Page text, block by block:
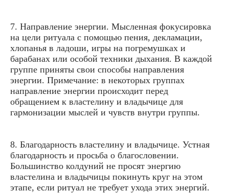
7. Направление энергии. Мысленная фокусировка
на цели ритуала с помощью пения, декламации,
хлопанья в ладоши, игры на погремушках и
барабанах или особой техники дыхания. В каждой
группе приняты свои способы направления
энергии. Примечание: в некоторых группах
направление энергии происходит перед
обращением к властелину и владычице для
гармонизации мыслей и чувств внутри группы.
8. Благодарность властелину и владычице. Устная
благодарность и просьба о благословении.
Большинство колдуний не просят энергию
властелина и владычицы покинуть круг на этом
этапе, если ритуал не требует ухода этих энергий.